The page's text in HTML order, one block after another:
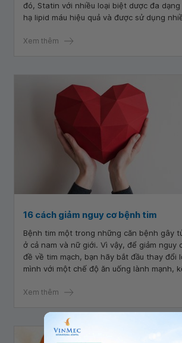
đó, Statin với nhiều loại biệt dược đa
hạ lipid máu hiệu quả và được sử dụng
Xem thêm
16 cách giảm nguy cơ bệnh tim
Bệnh tim một trong những căn bệnh gây
ở cả nam và nữ giới. Vì vậy, để giảm nguy
đề về tim mạch, bạn hãy bắt đầu thay đổi
mình với một chế độ ăn uống lành mạnh,
Xem thêm